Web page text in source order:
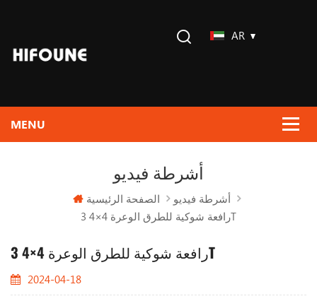
AR
أشرطة فيديو
الصفحة الرئيسية
أشرطة فيديو
رافعة شوكية للطرق الوعرة 4×4 3T
رافعة شوكية للطرق الوعرة 4×4 3T
2024-04-18